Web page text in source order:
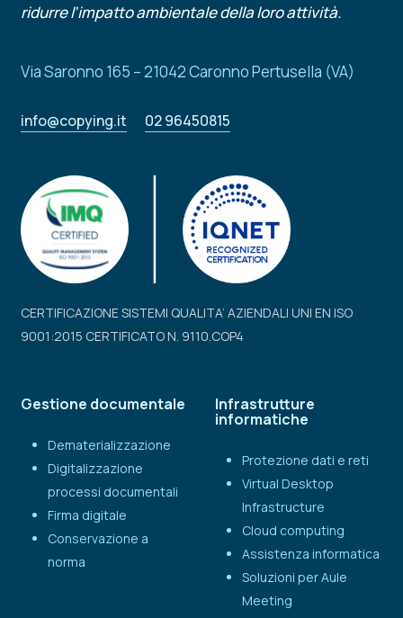
ridurre l’impatto ambientale della loro attività.
Via Saronno 165 – 21042 Caronno Pertusella (VA)
info@copying.it 02 96450815
CERTIFICAZIONE SISTEMI QUALITA’ AZIENDALI UNI EN ISO
9001:2015 CERTIFICATO N. 9110.COP4
Gestione documentale
Dematerializzazione
Digitalizzazione
processi documentali
Firma digitale
Conservazione a
norma
Infrastrutture
informatiche
Protezione dati e reti
Virtual Desktop
Infrastructure
Cloud computing
Assistenza informatica
Soluzioni per Aule
Meeting